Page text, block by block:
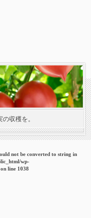
収穫を。
not be converted to string in
wp-
on line 1038